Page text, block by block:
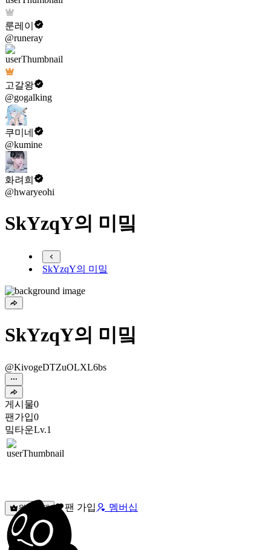
룬레이
@runeray
고갈왕
@gogalking
쿠미네
@kumine
화려희
@hwaryeohi
SkYzqY의 미밐
SkYzqY의 미밐
SkYzqY의 미밐
@KivogeDTZuOLXL6bs
게시물0
팬가입0
밐타운Lv.1
원픽선택 팬 가입 멤버십
밐타운
피드